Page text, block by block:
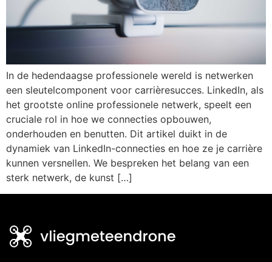
In de hedendaagse professionele wereld is netwerken
een sleutelcomponent voor carrièresucces. LinkedIn, als
het grootste online professionele netwerk, speelt een
cruciale rol in hoe we connecties opbouwen,
onderhouden en benutten. Dit artikel duikt in de
dynamiek van LinkedIn-connecties en hoe ze je carrière
kunnen versnellen. We bespreken het belang van een
sterk netwerk, de kunst […]